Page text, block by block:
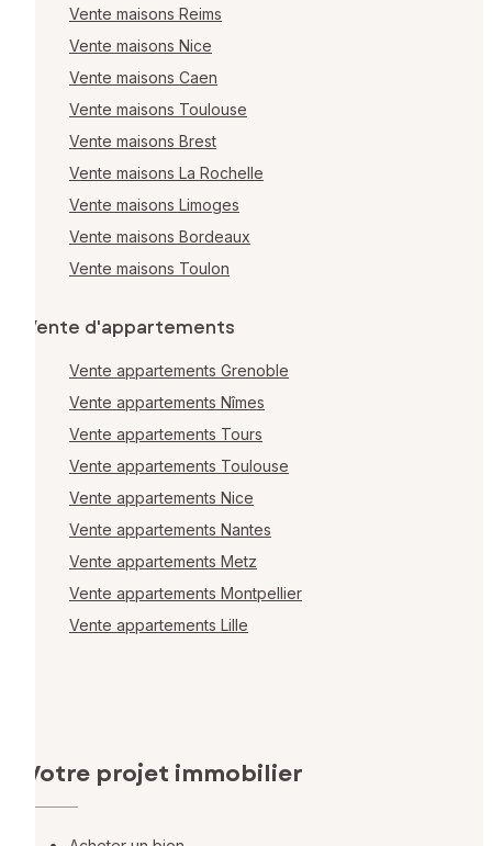
Vente maisons Reims
Vente maisons Nice
Vente maisons Caen
Vente maisons Toulouse
Vente maisons Brest
Vente maisons La Rochelle
Vente maisons Limoges
Vente maisons Bordeaux
Vente maisons Toulon
Vente d'appartements
Vente appartements Grenoble
Vente appartements Nîmes
Vente appartements Tours
Vente appartements Toulouse
Vente appartements Nice
Vente appartements Nantes
Vente appartements Metz
Vente appartements Montpellier
Vente appartements Lille
Votre projet immobilier